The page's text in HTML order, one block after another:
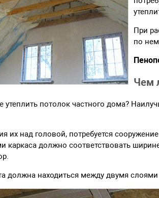
При
по
Чем
утеплить потолок частного дома?
их над головой, потребуется
каркаса должно соответствовать
должна находиться между двумя